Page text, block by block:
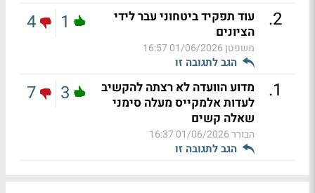
2
.
עוד תפקיד ביטחוני עבר לידי
הציונים
משפטן01/06/2026 16:57
הגב לתגובה זו
1
4
1
.
מדוע הוועדה לא רצתה להקשיב
לעדות אלמקייס מעלה סימני
שאלה קשים
הבורר01/06/2026 16:37
הגב לתגובה זו
3
7